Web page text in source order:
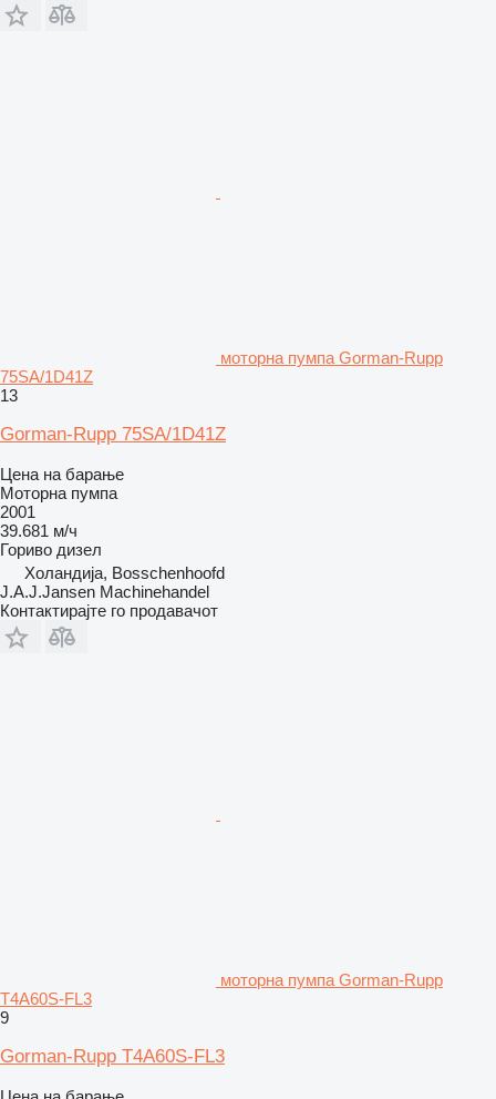
моторна пумпа Gorman-Rupp
75SA/1D41Z
13
Gorman-Rupp 75SA/1D41Z
Цена на барање
Моторна пумпа
2001
39.681 м/ч
Гориво дизел
Холандија, Bosschenhoofd
J.A.J.Jansen Machinehandel
Контактирајте го продавачот
моторна пумпа Gorman-Rupp
T4A60S-FL3
9
Gorman-Rupp T4A60S-FL3